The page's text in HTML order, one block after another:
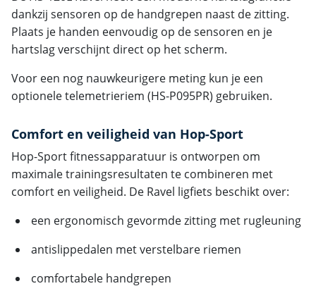
dankzij sensoren op de handgrepen naast de zitting.
Plaats je handen eenvoudig op de sensoren en je
hartslag verschijnt direct op het scherm.
Voor een nog nauwkeurigere meting kun je een
optionele telemetrieriem (HS-P095PR) gebruiken.
Comfort en veiligheid van Hop-Sport
Hop-Sport fitnessapparatuur is ontworpen om
maximale trainingsresultaten te combineren met
comfort en veiligheid. De Ravel ligfiets beschikt over:
een ergonomisch gevormde zitting met rugleuning
antislippedalen met verstelbare riemen
comfortabele handgrepen